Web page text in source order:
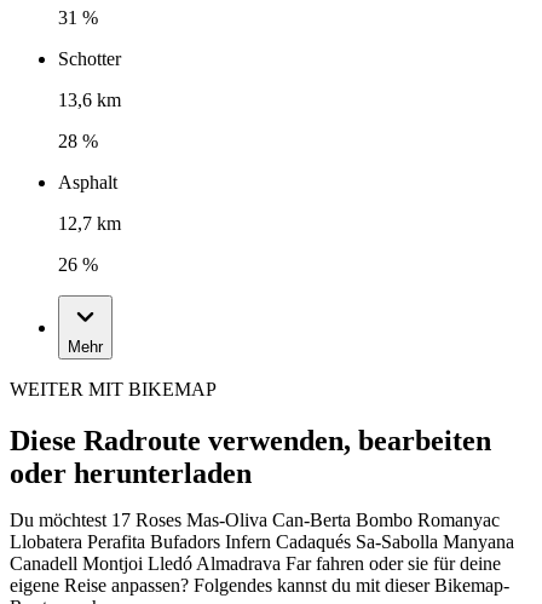
31 %
Schotter
13,6 km
28 %
Asphalt
12,7 km
26 %
Mehr
WEITER MIT BIKEMAP
Diese Radroute verwenden, bearbeiten
oder herunterladen
Du möchtest 17 Roses Mas-Oliva Can-Berta Bombo Romanyac
Llobatera Perafita Bufadors Infern Cadaqués Sa-Sabolla Manyana
Canadell Montjoi Lledó Almadrava Far fahren oder sie für deine
eigene Reise anpassen? Folgendes kannst du mit dieser Bikemap-